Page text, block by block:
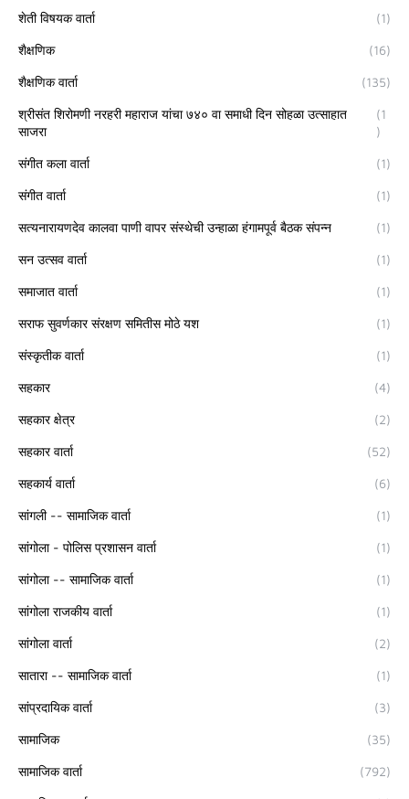
शेती विषयक वार्ता (1)
शैक्षणिक (16)
शैक्षणिक वार्ता (135)
श्रीसंत शिरोमणी नरहरी महाराज यांचा ७४० वा समाधी दिन सोहळा उत्साहात
साजरा
(1
)
संगीत कला वार्ता (1)
संगीत वार्ता (1)
सत्यनारायणदेव कालवा पाणी वापर संस्थेची उन्हाळा हंगामपूर्व बैठक संपन्न (1)
सन उत्सव वार्ता (1)
समाजात वार्ता (1)
सराफ सुवर्णकार संरक्षण समितीस मोठे यश (1)
संस्कृतीक वार्ता (1)
सहकार (4)
सहकार क्षेत्र (2)
सहकार वार्ता (52)
सहकार्य वार्ता (6)
सांगली -- सामाजिक वार्ता (1)
सांगोला - पोलिस प्रशासन वार्ता (1)
सांगोला -- सामाजिक वार्ता (1)
सांगोला राजकीय वार्ता (1)
सांगोला वार्ता (2)
सातारा -- सामाजिक वार्ता (1)
सांप्रदायिक वार्ता (3)
सामाजिक (35)
सामाजिक वार्ता (792)